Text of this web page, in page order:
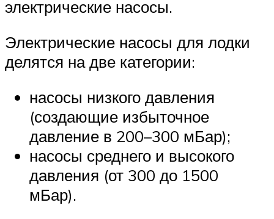
электрические насосы.
Электрические насосы для лодки
делятся на две категории:
насосы низкого давления
(создающие избыточное
давление в 200–300 мБар);
насосы среднего и высокого
давления (от 300 до 1500
мБар).